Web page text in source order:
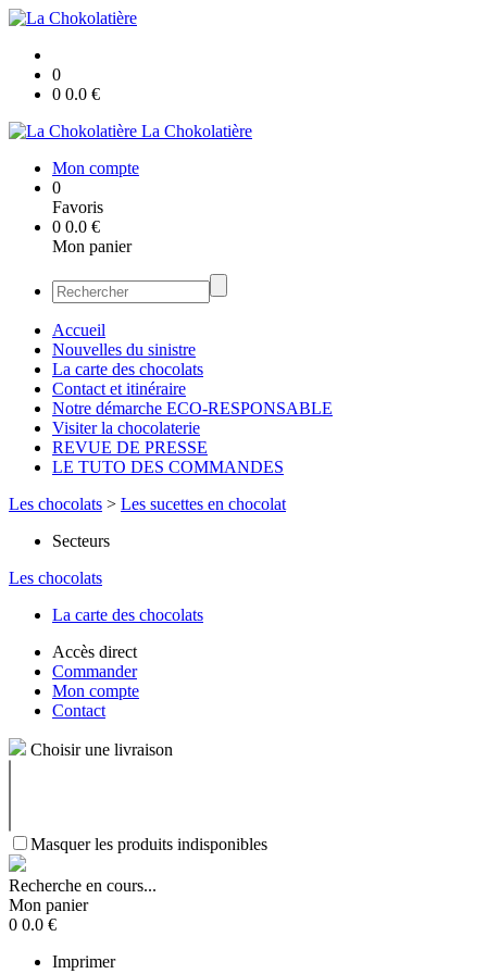
0
0 0.0 €
La Chokolatière
Mon compte
0
Favoris
0 0.0 €
Mon panier
Accueil
Nouvelles du sinistre
La carte des chocolats
Contact et itinéraire
Notre démarche ECO-RESPONSABLE
Visiter la chocolaterie
REVUE DE PRESSE
LE TUTO DES COMMANDES
Les chocolats > Les sucettes en chocolat
Secteurs
Les chocolats
La carte des chocolats
Accès direct
Commander
Mon compte
Contact
Choisir une livraison
Masquer les produits indisponibles
Recherche en cours...
Mon panier
0 0.0 €
Imprimer